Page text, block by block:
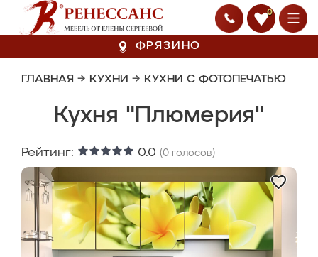
0
ФРЯЗИНО
ГЛАВНАЯ → КУХНИ → КУХНИ С ФОТОПЕЧАТЬЮ
Кухня "Плюмерия"
Рейтинг: 0.0 (0 голосов)